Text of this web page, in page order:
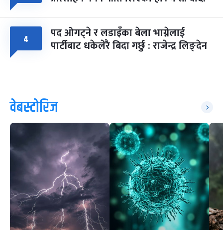
४ पद ओगट्ने र लडाइँका बेला भाग्नेलाई
पार्टीबाट धकेलेरै बिदा गर्छु : राजेन्द्र लिङ्देन
वेबस्टोरिज